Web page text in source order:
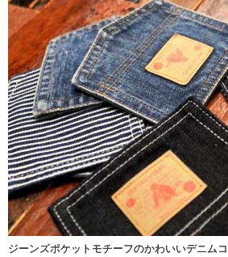
ジーンズポケットモチーフのかわいいデニムコ